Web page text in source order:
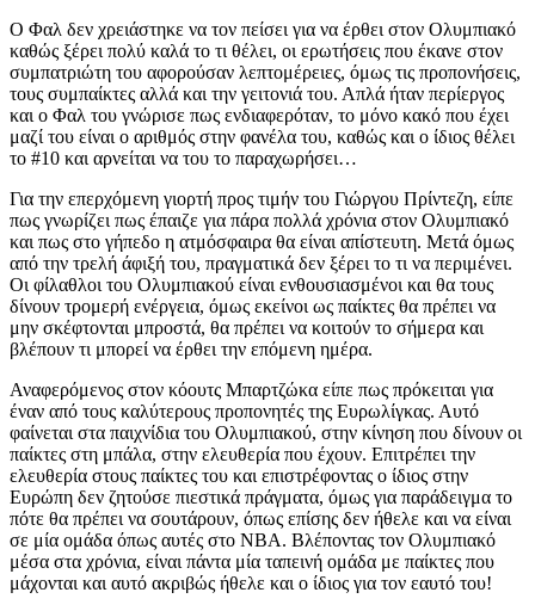
Ο Φαλ δεν χρειάστηκε να τον πείσει για να έρθει στον Ολυμπιακό
καθώς ξέρει πολύ καλά το τι θέλει, οι ερωτήσεις που έκανε στον
συμπατριώτη του αφορούσαν λεπτομέρειες, όμως τις προπονήσεις,
τους συμπαίκτες αλλά και την γειτονιά του. Απλά ήταν περίεργος
και ο Φαλ του γνώρισε πως ενδιαφερόταν, το μόνο κακό που έχει
μαζί του είναι ο αριθμός στην φανέλα του, καθώς και ο ίδιος θέλει
το #10 και αρνείται να του το παραχωρήσει…
Για την επερχόμενη γιορτή προς τιμήν του Γιώργου Πρίντεζη, είπε
πως γνωρίζει πως έπαιζε για πάρα πολλά χρόνια στον Ολυμπιακό
και πως στο γήπεδο η ατμόσφαιρα θα είναι απίστευτη. Μετά όμως
από την τρελή άφιξή του, πραγματικά δεν ξέρει το τι να περιμένει.
Οι φίλαθλοι του Ολυμπιακού είναι ενθουσιασμένοι και θα τους
δίνουν τρομερή ενέργεια, όμως εκείνοι ως παίκτες θα πρέπει να
μην σκέφτονται μπροστά, θα πρέπει να κοιτούν το σήμερα και
βλέπουν τι μπορεί να έρθει την επόμενη ημέρα.
Αναφερόμενος στον κόουτς Μπαρτζώκα είπε πως πρόκειται για
έναν από τους καλύτερους προπονητές της Ευρωλίγκας. Αυτό
φαίνεται στα παιχνίδια του Ολυμπιακού, στην κίνηση που δίνουν οι
παίκτες στη μπάλα, στην ελευθερία που έχουν. Επιτρέπει την
ελευθερία στους παίκτες του και επιστρέφοντας ο ίδιος στην
Ευρώπη δεν ζητούσε πιεστικά πράγματα, όμως για παράδειγμα το
πότε θα πρέπει να σουτάρουν, όπως επίσης δεν ήθελε και να είναι
σε μία ομάδα όπως αυτές στο ΝΒΑ. Βλέποντας τον Ολυμπιακό
μέσα στα χρόνια, είναι πάντα μία ταπεινή ομάδα με παίκτες που
μάχονται και αυτό ακριβώς ήθελε και ο ίδιος για τον εαυτό του!